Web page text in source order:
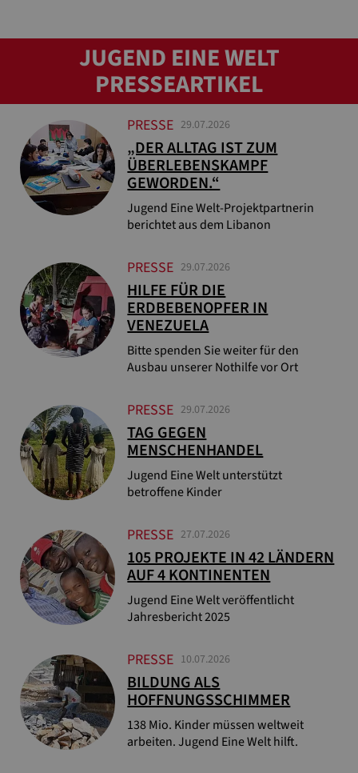
JUGEND EINE WELT
PRESSEARTIKEL
PRESSE 29.07.2026
„DER ALLTAG IST ZUM
ÜBERLEBENSKAMPF
GEWORDEN.“
Jugend Eine Welt-Projektpartnerin
berichtet aus dem Libanon
PRESSE 29.07.2026
HILFE FÜR DIE
ERDBEBENOPFER IN
VENEZUELA
Bitte spenden Sie weiter für den
Ausbau unserer Nothilfe vor Ort
PRESSE 29.07.2026
TAG GEGEN
MENSCHENHANDEL
Jugend Eine Welt unterstützt
betroffene Kinder
PRESSE 27.07.2026
105 PROJEKTE IN 42 LÄNDERN
AUF 4 KONTINENTEN
Jugend Eine Welt veröffentlicht
Jahresbericht 2025
PRESSE 10.07.2026
BILDUNG ALS
HOFFNUNGSSCHIMMER
138 Mio. Kinder müssen weltweit
arbeiten. Jugend Eine Welt hilft.